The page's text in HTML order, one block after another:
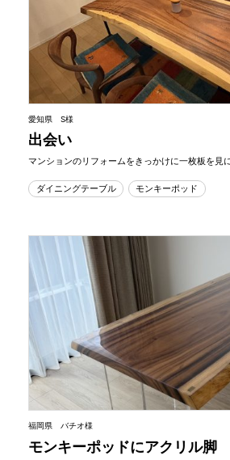
愛知県 S様
出会い
マンションのリフォームをきっかけに一枚板を見
ダイニングテーブル モンキーポッド
福岡県 バチオ様
モンキーポッドにアクリル脚